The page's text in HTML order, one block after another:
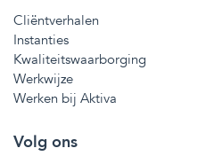
Cliëntverhalen
Instanties
Kwaliteitswaarborging
Werkwijze
Werken bij Aktiva
Volg ons